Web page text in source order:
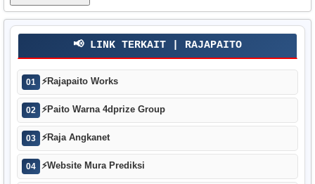
📢 LINK TERKAIT | RAJAPAITO
01 ⚡Rajapaito Works
02 ⚡Paito Warna 4dprize Group
03 ⚡Raja Angkanet
04 ⚡Website Mura Prediksi